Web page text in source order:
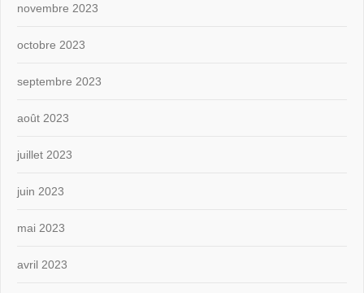
novembre 2023
octobre 2023
septembre 2023
août 2023
juillet 2023
juin 2023
mai 2023
avril 2023